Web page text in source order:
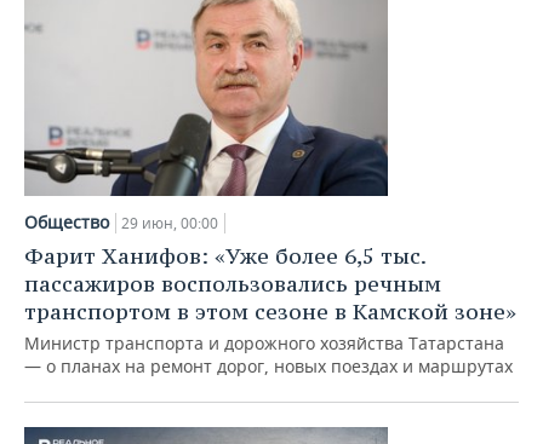
Общество 29 июн, 00:00
Фарит Ханифов: «Уже более 6,5 тыс.
пассажиров воспользовались речным
транспортом в этом сезоне в Камской зоне»
Министр транспорта и дорожного хозяйства Татарстана
— о планах на ремонт дорог, новых поездах и маршрутах